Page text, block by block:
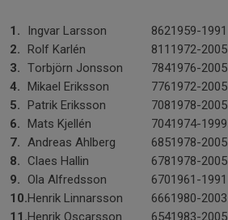
1. Ingvar Larsson 8621959-1991
2. Rolf Karlén 811 1972-2005
3. Torbjörn Jonsson 7841976-2005
4. Mikael Eriksson 7761972-2005
5. Patrik Eriksson 7081978-2005
6. Mats Kjellén 7041974-1999
7. Andreas Ahlberg 6851978-2005
8. Claes Hallin 6781978-2005
9. Ola Alfredsson 6701961-1991
10.Henrik Linnarsson 6661980-2003
11.Henrik Oscarsson 6541983-2005